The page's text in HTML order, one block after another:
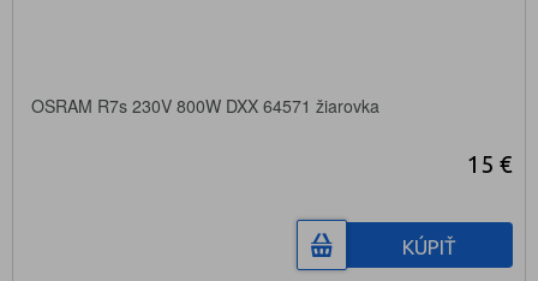
OSRAM R7s 230V 800W DXX 64571 žiarovka
15 €
KÚPIŤ